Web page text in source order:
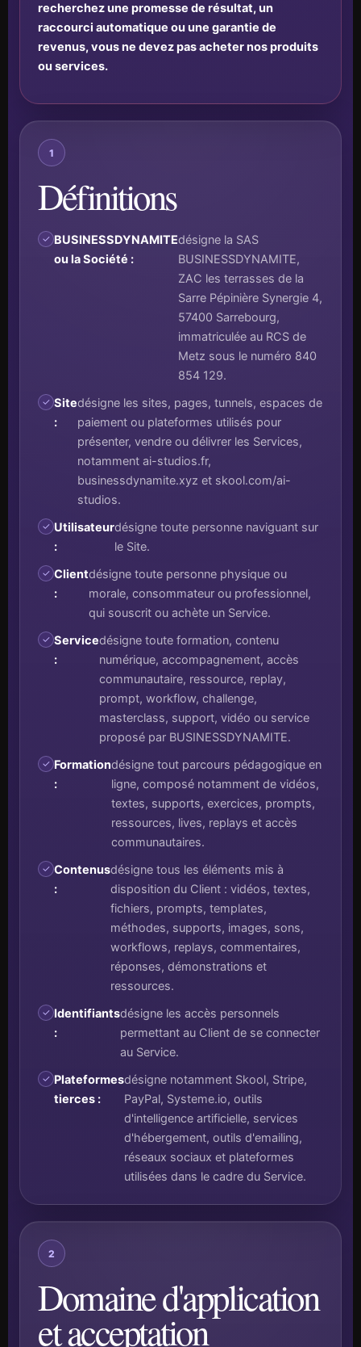
recherchez une promesse de résultat, un
raccourci automatique ou une garantie de
revenus, vous ne devez pas acheter nos produits
ou services.
1
Définitions
BUSINESSDYNAMITE
ou la Société :
désigne la SAS
BUSINESSDYNAMITE,
ZAC les terrasses de la
Sarre Pépinière Synergie 4,
57400 Sarrebourg,
immatriculée au RCS de
Metz sous le numéro 840
854 129.
Site
:
désigne les sites, pages, tunnels, espaces de
paiement ou plateformes utilisés pour
présenter, vendre ou délivrer les Services,
notamment ai-studios.fr,
businessdynamite.xyz et skool.com/ai-
studios.
Utilisateur
:
désigne toute personne naviguant sur
le Site.
Client
:
désigne toute personne physique ou
morale, consommateur ou professionnel,
qui souscrit ou achète un Service.
Service
:
désigne toute formation, contenu
numérique, accompagnement, accès
communautaire, ressource, replay,
prompt, workflow, challenge,
masterclass, support, vidéo ou service
proposé par BUSINESSDYNAMITE.
Formation
:
désigne tout parcours pédagogique en
ligne, composé notamment de vidéos,
textes, supports, exercices, prompts,
ressources, lives, replays et accès
communautaires.
Contenus
:
désigne tous les éléments mis à
disposition du Client : vidéos, textes,
fichiers, prompts, templates,
méthodes, supports, images, sons,
workflows, replays, commentaires,
réponses, démonstrations et
ressources.
Identifiants
:
désigne les accès personnels
permettant au Client de se connecter
au Service.
Plateformes
tierces :
désigne notamment Skool, Stripe,
PayPal, Systeme.io, outils
d'intelligence artificielle, services
d'hébergement, outils d'emailing,
réseaux sociaux et plateformes
utilisées dans le cadre du Service.
2
Domaine d'application
et acceptation